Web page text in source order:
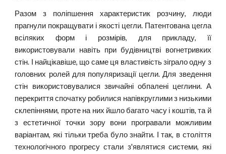
Разом з поліпшення характеристик розчину, люди
прагнули покращувати і якості цегли. Патентована цегла
всіляких форм і розмірів, для прикладу, її
використовували навіть при будівництві вогнетривких
стін. І найцікавіше, що саме ця властивість зіграло одну з
головних ролей для популяризації цегли. Для зведення
стін використовувалися звичайні обпалені цеглини. А
перекриття спочатку робилися напівкруглими з низькими
склепіннями, проте на них йшло багато часу і коштів, та й
з естетичної точки зору вони програвали можливим
варіантам, які тільки треба було знайти. І так, в століття
технологічного прогресу стали з'являтися системи, які